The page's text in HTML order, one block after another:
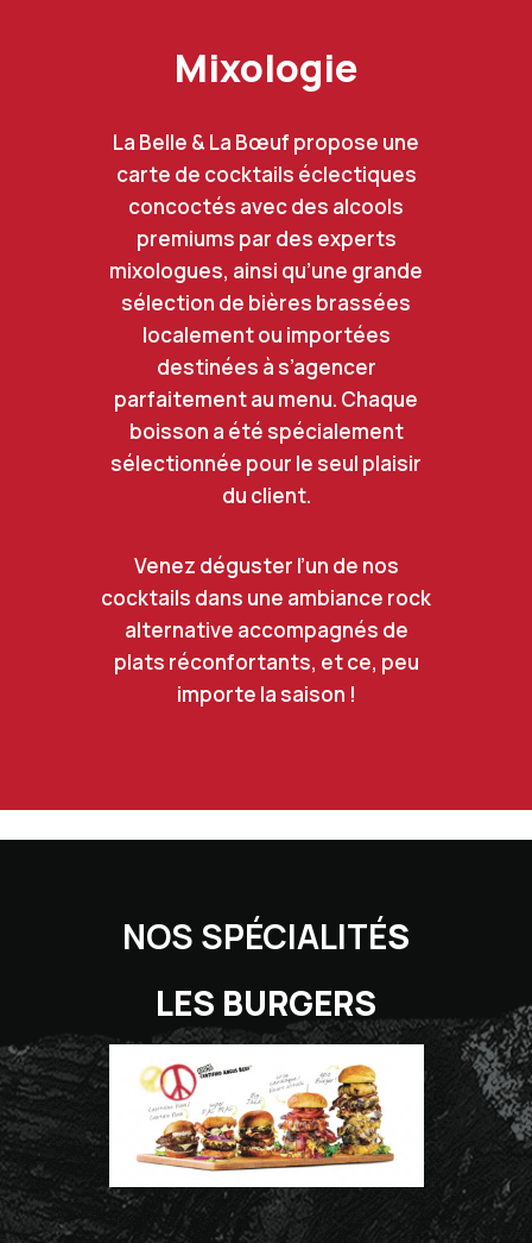
Mixologie
La Belle & La Bœuf propose une
carte de cocktails éclectiques
concoctés avec des alcools
premiums par des experts
mixologues, ainsi qu’une grande
sélection de bières brassées
localement ou importées
destinées à s’agencer
parfaitement au menu. Chaque
boisson a été spécialement
sélectionnée pour le seul plaisir
du client.
Venez déguster l’un de nos
cocktails dans une ambiance rock
alternative accompagnés de
plats réconfortants, et ce, peu
importe la saison !
NOS SPÉCIALITÉS
LES BURGERS